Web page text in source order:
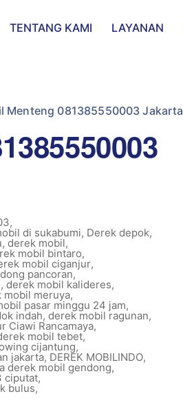
TENTANG KAMI LAYANAN
Menteng 081385550003 Jakarta
,
di sukabumi, Derek depok,
, derek mobil,
mobil bintaro,
mobil ciganjur,
pancoran,
, derek mobil kalideres,
mobil meruya,
pasar minggu 24 jam,
indah, derek mobil ragunan,
Ciawi Rancamaya,
mobil tebet,
cijantung,
jakarta, DEREK MOBILINDO,
derek mobil gendong,
ciputat,
bulus,